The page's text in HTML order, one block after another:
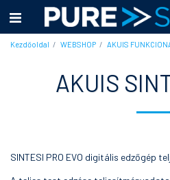
Kezdőoldal WEBSHOP AKUIS
AKUIS
SINTESI PRO EVO digitális edzőgép